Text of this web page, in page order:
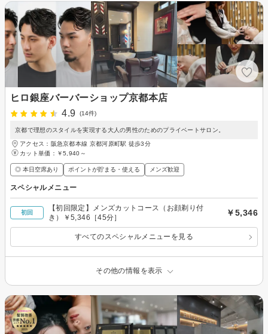
ヒロ銀座バーバーショップ京都本店
4.9
(14件)
京都で理想のスタイルを実現する大人の男性のためのプライベートサロン。
アクセス：阪急京都本線 京都河原町駅 徒歩3分
カット単価： ￥5,940～
◎ 本日空席あり ポイントが貯まる・使える メンズ歓迎
スペシャルメニュー
初回
【初回限定】メンズカットコース（お顔剃り付
き）￥5,346［45分］
￥5,346
すべてのスペシャルメニューを見る
その他の情報を表示